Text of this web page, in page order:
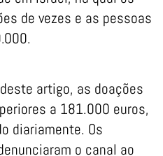
de vezes e as pessoas
artigo, as doações
a 181.000 euros,
diariamente. Os
o canal ao